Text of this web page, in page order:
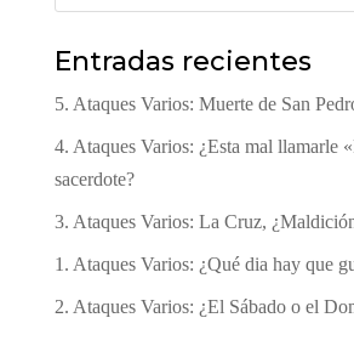
Entradas recientes
5. Ataques Varios: Muerte de San
4. Ataques Varios: ¿Esta mal llamarle
sacerdote?
3. Ataques Varios: La Cruz,
1. Ataques Varios: ¿Qué dia hay que
2. Ataques Varios: ¿El Sábado o el